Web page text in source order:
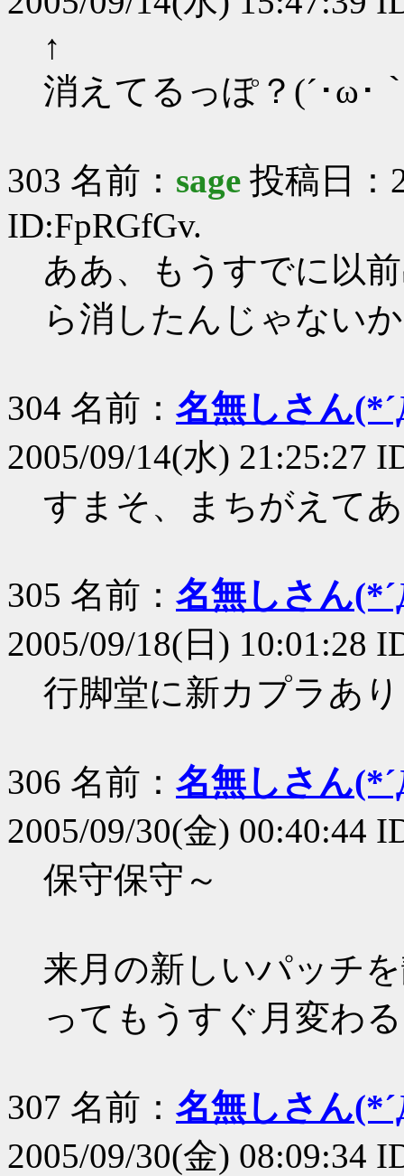
↑
消えてるっぽ？(´･ω･
303 名前： sage 投稿日：
ID:FpRGfGv.
ああ、もうすでに以
ら消したんじゃない
304 名前： 名無しさん
2005/09/14(水) 21:25:27
すまそ、まちがえて
305 名前： 名無しさん
2005/09/18(日) 10:01:28
行脚堂に新カプラあり
306 名前： 名無しさん
2005/09/30(金) 00:40:44
保守保守～
来月の新しいパッチ
ってもうすぐ月変わ
307 名前： 名無しさん
2005/09/30(金) 08:09:34